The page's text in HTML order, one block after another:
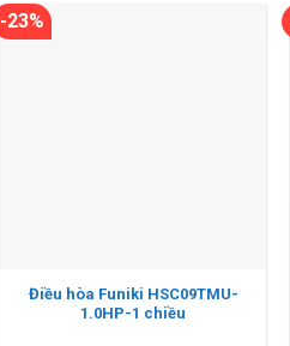
-23%
Điều hòa Funiki HSC09TMU-
1.0HP-1 chiều